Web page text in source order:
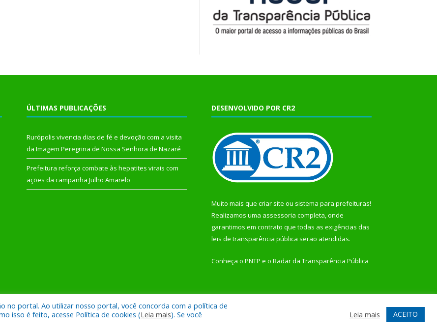
ÚLTIMAS PUBLICAÇÕES
Rurópolis vivencia dias de fé e devoção com a visita
da Imagem Peregrina de Nossa Senhora de Nazaré
Prefeitura reforça combate às hepatites virais com
ações da campanha Julho Amarelo
DESENVOLVIDO POR CR2
Muito mais que criar site ou sistema para prefeituras!
Realizamos uma assessoria completa, onde
garantimos em contrato que todas as exigências das
leis de transparência pública serão atendidas.
Conheça o PNTP e o Radar da Transparência Pública
Rurópolis. Mapa do Site Acessar Webmail
no portal. Ao utilizar nosso portal, você concorda com a política de
isso é feito, acesse Política de cookies (Leia mais). Se você
Leia mais ACEITO